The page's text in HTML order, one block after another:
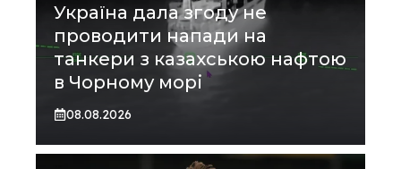
Україна дала згоду не
проводити напади на
танкери з казахською нафтою
в Чорному морі
08.08.2026